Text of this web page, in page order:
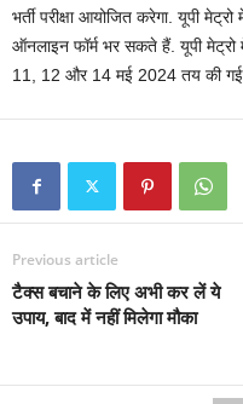
भर्ती परीक्षा आयोजित करेगा. यूपी
ऑनलाइन फॉर्म भर सकते हैं. यूपी मेट्रो में
11, 12 और 14 मई 2024 तय की गई
Previous article
टैक्स बचाने के लिए अभी कर लें ये
उपाय, बाद में नहीं मिलेगा मौका